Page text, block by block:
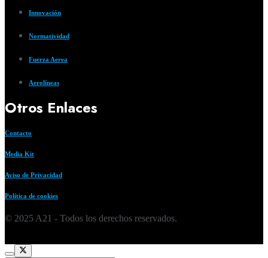
Innovación
Normatividad
Fuerza Aerea
Aerolíneas
Otros Enlaces
Contacto
Media Kit
Aviso de Privacidad
Política de cookies
© 2025 A21 - Todos los derechos reservados.